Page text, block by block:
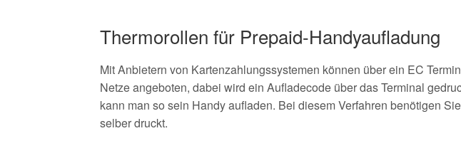
Thermorollen für Prepaid-Handyaufladung
Mit Anbietern von Kartenzahlungssystemen können über ein EC
Netze angeboten, dabei wird ein Aufladecode über das Terminal
kann man so sein Handy aufladen. Bei diesem Verfahren benötigen
selber druckt.